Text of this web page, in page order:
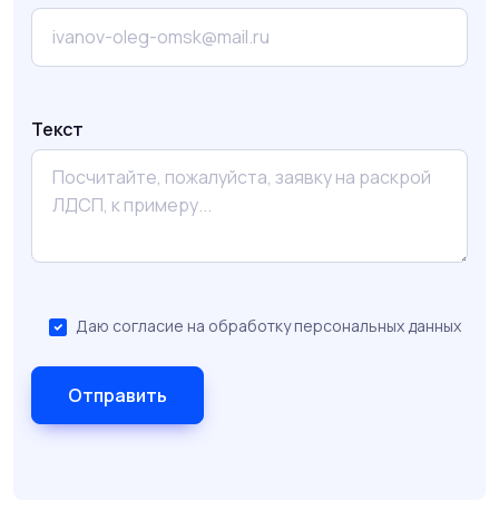
Текст
Даю согласие на обработку персональных данных